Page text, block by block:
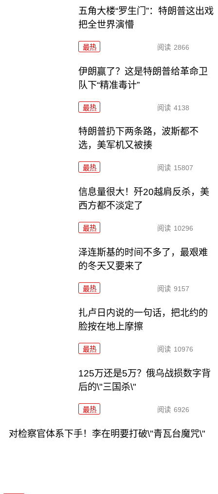
五角大楼“罗生门”：特朗普这出戏
把全世界演懵
最热 阅读 2866
伊朗赢了？这是特朗普给革命卫
队下“精准毒计”
最热 阅读 4138
特朗普扔下两条路，波斯都不
选，美军机又被揍
最热 阅读 15807
信息量很大！歼20越肩反杀，美
西方都不淡定了
最热 阅读 10296
泽连斯基的时间不多了，最艰难
的冬天又要来了
最热 阅读 9157
扎卢日内说的一句话，把北约的
脸按在地上摩擦
最热 阅读 10976
125万还是5万？俄乌战损数字背
后的\"三国杀\"
最热 阅读 6926
对检察官体系下手！李在明要打破\"青瓦台魔咒\"